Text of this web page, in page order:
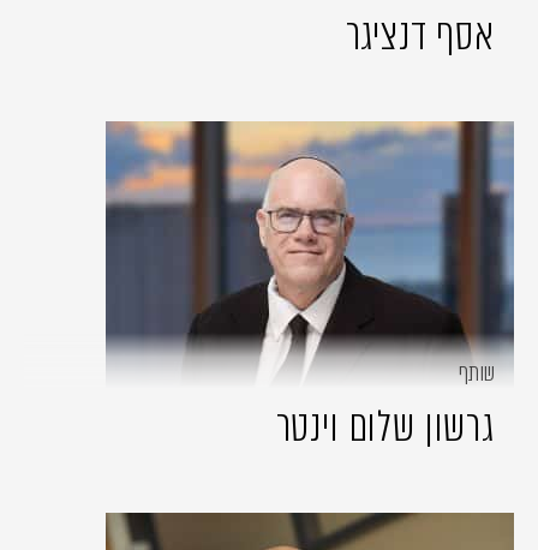
אסף דנציגר
שותף
גרשון שלום וינטר